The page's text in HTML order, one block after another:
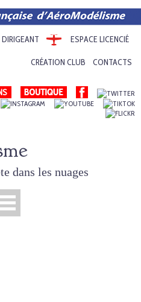
ESPACE LICENCIÉ
CRÉATION CLUB CONTACTS
dans les nuages